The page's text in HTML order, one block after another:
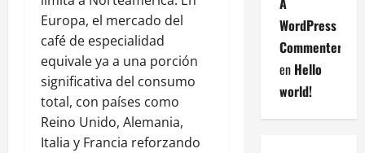
Europa, el mercado del
café de especialidad
equivale ya a una porción
significativa del consumo
total, con países como
Reino Unido, Alemania,
Italia y Francia reforzando
WordPress
Commenter
en Hello
world!